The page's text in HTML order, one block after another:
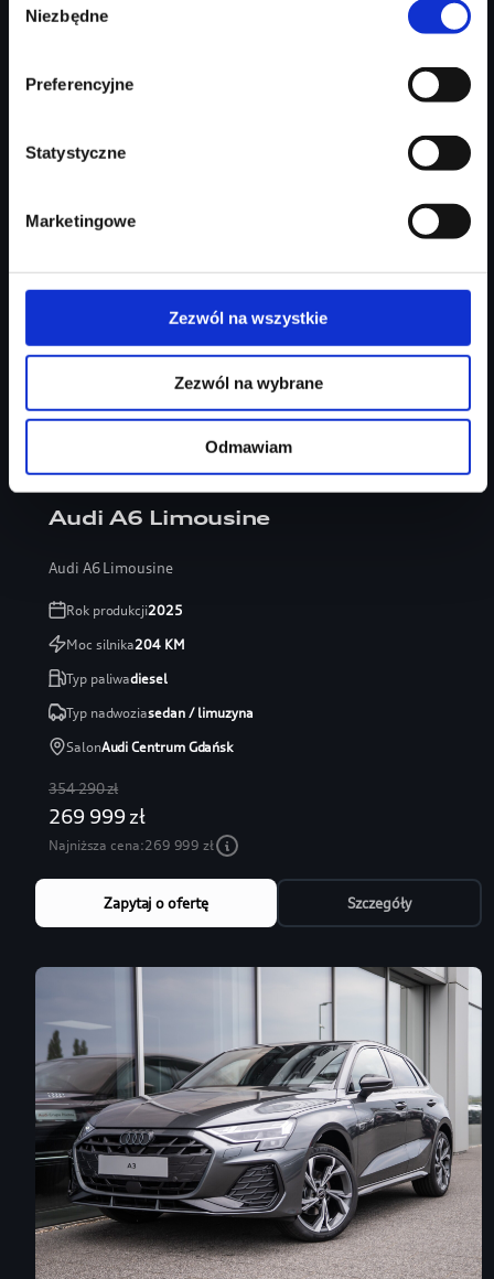
zgody
Niezbędne
Preferencyjne
Statystyczne
Marketingowe
Zezwól na wszystkie
Zezwól na wybrane
Odmawiam
Najniższa cena:
Zapytaj o ofertę Szczegóły
Audi A6 Limousine
Audi A6 Limousine
Rok produkcji2025
Moc silnika204KM
Typ paliwadiesel
Typ nadwoziasedan / limuzyna
SalonAudi Centrum Gdańsk
354 290 zł
269 999 zł
Najniższa cena:269 999 zł
Zapytaj o ofertę Szczegóły